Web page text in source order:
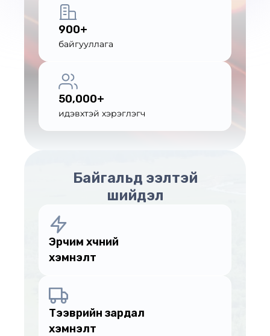
900+
байгууллага
50,000+
идэвхтэй хэрэглэгч
Байгальд ээлтэй
шийдэл
Эрчим хүчний
хэмнэлт
Тээврийн зардал
хэмнэлт